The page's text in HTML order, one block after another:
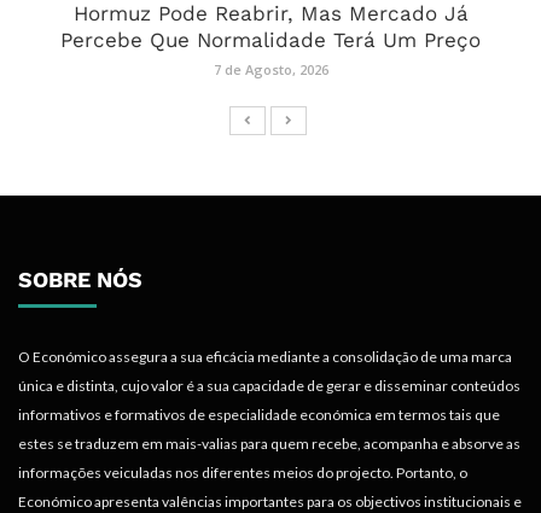
Hormuz Pode Reabrir, Mas Mercado Já
Percebe Que Normalidade Terá Um Preço
7 de Agosto, 2026
SOBRE NÓS
O Económico assegura a sua eficácia mediante a consolidação de uma marca
única e distinta, cujo valor é a sua capacidade de gerar e disseminar conteúdos
informativos e formativos de especialidade económica em termos tais que
estes se traduzem em mais-valias para quem recebe, acompanha e absorve as
informações veiculadas nos diferentes meios do projecto. Portanto, o
Económico apresenta valências importantes para os objectivos institucionais e